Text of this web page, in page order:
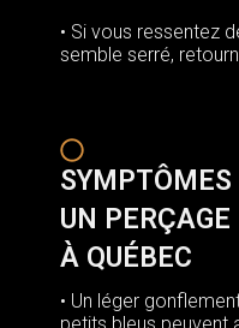
• Si vous ressentez
semble serré,
UN
À QUÉBEC
• Un léger